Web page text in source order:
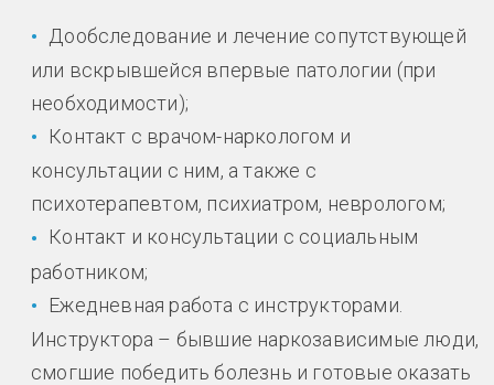
Дообследование и лечение сопутствующей
или вскрывшейся впервые патологии (при
необходимости);
Контакт с врачом-наркологом и
консультации с ним, а также с
психотерапевтом, психиатром, неврологом;
Контакт и консультации с социальным
работником;
Ежедневная работа с инструкторами.
Инструктора – бывшие наркозависимые люди,
смогшие победить болезнь и готовые оказать